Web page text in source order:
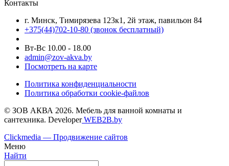
Контакты
г. Минск, Тимирязева 123к1, 2й этаж, павильон 84
+375(44)702-10-80 (звонок бесплатный)
Вт-Вс 10.00 - 18.00
admin@zov-akva.by
Посмотреть на карте
Политика конфиденциальности
Политика обработки cookie-файлов
© ЗОВ АКВА 2026. Мебель для ванной комнаты и
сантехника. DeveloperWEB2B.by
Clickmedia — Продвижение сайтов
Меню
Найти